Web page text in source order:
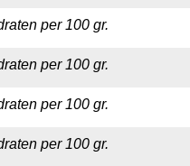
per 100 gr.
per 100 gr.
per 100 gr.
per 100 gr.